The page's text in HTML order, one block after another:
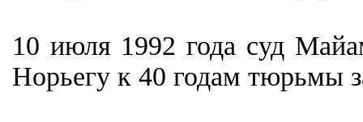
10 июля 1992 года суд
Норьегу к 40 годам тюрьмы